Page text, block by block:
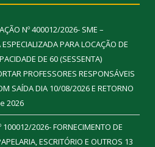
Nº 400012/2026- SME –
PARA LOCAÇÃO DE
DE 60 (SESSENTA)
PROFESSORES RESPONSÁVEIS
SAÍDA DIA 10/08/2026 E RETORNO
2026
100012/2026- FORNECIMENTO DE
ESCRITÓRIO E OUTROS 13